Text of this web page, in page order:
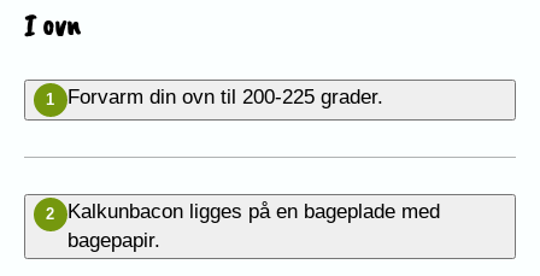
I ovn
1 Forvarm din ovn til 200-225 grader.
2
Kalkunbacon ligges på en bageplade med
bagepapir.